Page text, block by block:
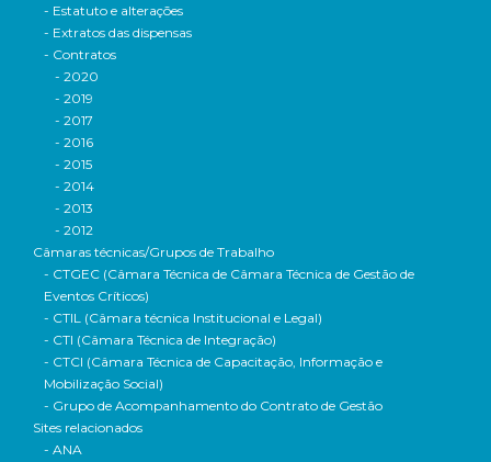
- Estatuto e alterações
- Extratos das dispensas
- Contratos
- 2020
- 2019
- 2017
- 2016
- 2015
- 2014
- 2013
- 2012
Câmaras técnicas/Grupos de Trabalho
- CTGEC (Câmara Técnica de Câmara Técnica de Gestão de
Eventos Críticos)
- CTIL (Câmara técnica Institucional e Legal)
- CTI (Câmara Técnica de Integração)
- CTCI (Câmara Técnica de Capacitação, Informação e
Mobilização Social)
- Grupo de Acompanhamento do Contrato de Gestão
Sites relacionados
- ANA